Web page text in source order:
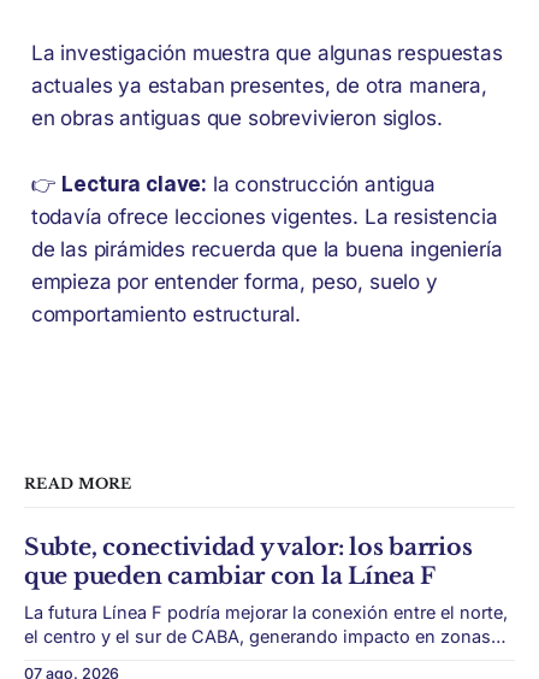
La investigación muestra que algunas respuestas
actuales ya estaban presentes, de otra manera,
en obras antiguas que sobrevivieron siglos.
👉 Lectura clave: la construcción antigua
todavía ofrece lecciones vigentes. La resistencia
de las pirámides recuerda que la buena ingeniería
empieza por entender forma, peso, suelo y
comportamiento estructural.
READ MORE
Subte, conectividad y valor: los barrios
que pueden cambiar con la Línea F
La futura Línea F podría mejorar la conexión entre el norte,
el centro y el sur de CABA, generando impacto en zonas
07 ago. 2026